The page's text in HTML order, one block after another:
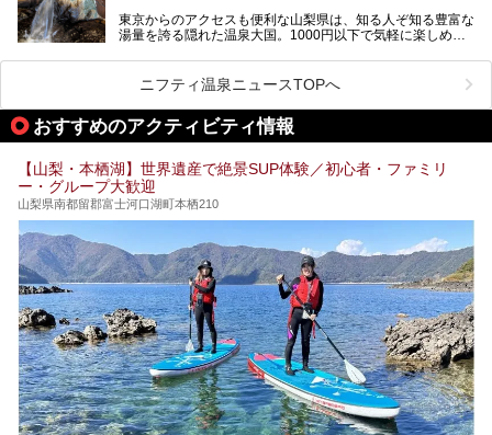
します。
東京からのアクセスも便利な山梨県は、知る人ぞ知る豊富な
湯量を誇る隠れた温泉大国。1000円以下で気軽に楽しめ
も、これからの季節に嬉しい、じんわりと体の芯まで温ま
る“ぬる湯”が豊富なのも魅力。今回は、湯質も抜群で心ゆく
までリラックスできる山梨のお得な日帰り温泉を、実際体験
した感想と共に紹介します。
※ぬる湯とは35℃～39℃程度の体温に近いぬるめ温泉のこ
ニフティ温泉ニュースTOPへ
おすすめのアクティビティ情報
【山梨・本栖湖】世界遺産で絶景SUP体験／初心者・ファミリ
ー・グループ大歓迎
山梨県南都留郡富士河口湖町本栖210